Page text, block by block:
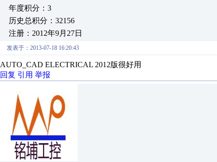
年度积分：3
历史总积分：32156
注册：2012年9月27日
发表于：2013-07-18 16:20:43
AUTO_CAD ELECTRICAL 2012版很好用
回复 引用 举报